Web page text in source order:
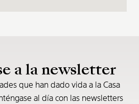
a la newsletter
que han dado vida a la Casa
al día con las newsletters